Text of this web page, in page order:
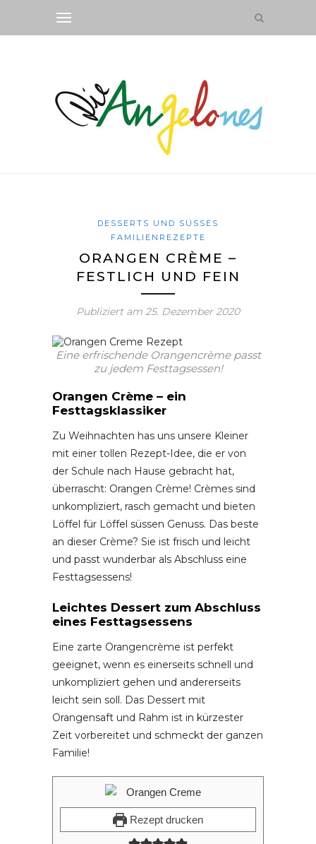
DESSERTS UND SÜSSES
FAMILIENREZEPTE
ORANGEN CRÈME –
FESTLICH UND FEIN
Publiziert am 25. Dezember 2020
Eine erfrischende Orangencrème passt
zu jedem Festtagsessen!
Orangen Crème – ein
Festtagsklassiker
Zu Weihnachten has uns unsere Kleiner
mit einer tollen Rezept-Idee, die er von
der Schule nach Hause gebracht hat,
überrascht: Orangen Crème! Crèmes sind
unkompliziert, rasch gemacht und bieten
Löffel für Löffel süssen Genuss. Das beste
an dieser Crème? Sie ist frisch und leicht
und passt wunderbar als Abschluss eine
Festtagsessens!
Leichtes Dessert zum Abschluss
eines Festtagsessens
Eine zarte Orangencrème ist perfekt
geeignet, wenn es einerseits schnell und
unkompliziert gehen und andererseits
leicht sein soll. Das Dessert mit
Orangensaft und Rahm ist in kürzester
Zeit vorbereitet und schmeckt der ganzen
Familie!
Rezept drucken